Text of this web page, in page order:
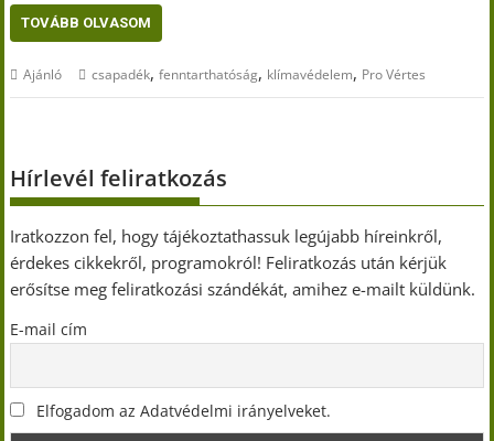
TOVÁBB OLVASOM
Ajánló csapadék,fenntarthatóság, klímavédelem, Pro Vértes
Hírlevél feliratkozás
Iratkozzon fel, hogy tájékoztathassuk legújabb híreinkről,
érdekes cikkekről, programokról! Feliratkozás után kérjük
erősítse meg feliratkozási szándékát, amihez e-mailt küldünk.
E-mail cím
Elfogadom az Adatvédelmi irányelveket.